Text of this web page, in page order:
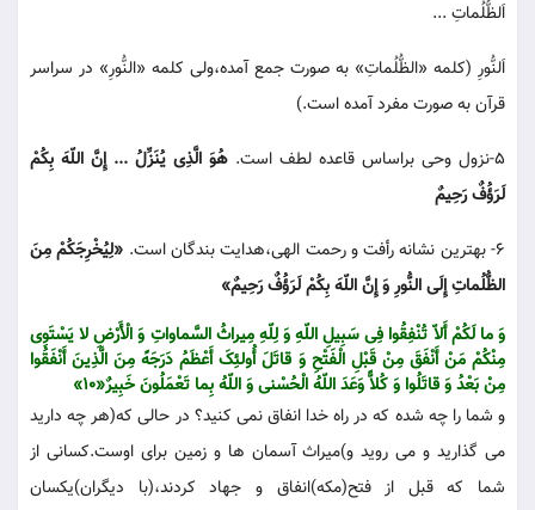
اَلظُّلُماتِ ...
اَلنُّورِ (کلمه «الظُّلُماتِ» به صورت جمع آمده،ولی کلمه «النُّورِ» در سراسر
قرآن به صورت مفرد آمده است.)
5-نزول وحی براساس قاعده لطف است.
هُوَ الَّذِی یُنَزِّلُ ... إِنَّ اللّهَ بِکُمْ
لَرَؤُفٌ رَحِیمٌ
6- بهترین نشانه رأفت و رحمت الهی،هدایت بندگان است.
«لِیُخْرِجَکُمْ مِنَ
الظُّلُماتِ إِلَی النُّورِ وَ إِنَّ اللّهَ بِکُمْ لَرَؤُفٌ رَحِیمٌ»
وَ ما لَکُمْ أَلاّ تُنْفِقُوا فِی سَبِیلِ اللّهِ وَ لِلّهِ مِیراثُ السَّماواتِ وَ الْأَرْضِ لا یَسْتَوِی
مِنْکُمْ مَنْ أَنْفَقَ مِنْ قَبْلِ الْفَتْحِ وَ قاتَلَ أُولئِکَ أَعْظَمُ دَرَجَهً مِنَ الَّذِینَ أَنْفَقُوا
مِنْ بَعْدُ وَ قاتَلُوا وَ کُلاًّ وَعَدَ اللّهُ الْحُسْنی وَ اللّهُ بِما تَعْمَلُونَ خَبِیرٌ«10»
و شما را چه شده که در راه خدا انفاق نمی کنید؟ در حالی که(هر چه دارید
می گذارید و می روید و)میراث آسمان ها و زمین برای اوست.کسانی از
شما که قبل از فتح(مکه)انفاق و جهاد کردند،(با دیگران)یکسان